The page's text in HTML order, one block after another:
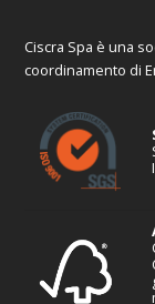
Ciscra Spa è una
coordinamento di